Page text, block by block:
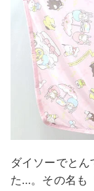
ダイソーでと
た…。その名も